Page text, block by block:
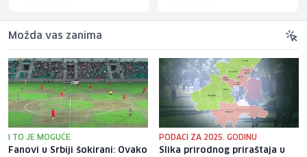
Možda vas zanima
I TO JE MOGUĆE
Fanovi u Srbiji šokirani: Ovako
PODACI ZA 2025. GODINU
Slika prirodnog priraštaja u